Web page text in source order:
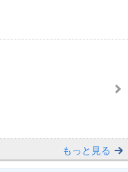
もっと見る